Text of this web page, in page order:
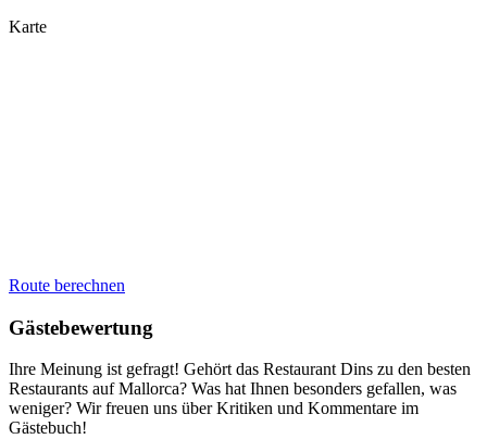
Karte
Route berechnen
Gästebewertung
Ihre Meinung ist gefragt! Gehört das Restaurant Dins zu den besten
Restaurants auf Mallorca? Was hat Ihnen besonders gefallen, was
weniger? Wir freuen uns über Kritiken und Kommentare im
Gästebuch!